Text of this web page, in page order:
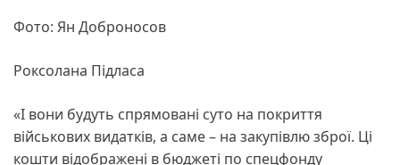
Фото: Ян Доброносов
Роксолана Підласа
«І вони будуть спрямовані суто на покриття
військових видатків, а саме – на закупівлю зброї. Ці
кошти відображені в бюджеті по спецфонду